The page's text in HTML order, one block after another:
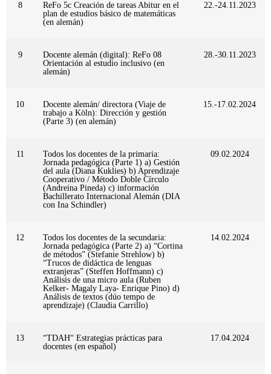
8
ReFo 5c Creación de tareas Abitur en el
plan de estudios básico de matemáticas
(en alemán)
22.-24.11.2023
9
Docente alemán (digital): ReFo 08
Orientación al estudio inclusivo (en
alemán)
28.-30.11.2023
10
Docente alemán/ directora (Viaje de
trabajo a Köln): Dirección y gestión
(Parte 3) (en alemán)
15.-17.02.2024
11
Todos los docentes de la primaria:
Jornada pedagógica (Parte 1) a) Gestión
del aula (Diana Kuklies) b) Aprendizaje
Cooperativo / Método Doble Círculo
(Andreina Pineda) c) información
Bachillerato Internacional Alemán (DIA
con Ina Schindler)
09.02.2024
12
Todos los docentes de la secundaria:
Jornada pedagógica (Parte 2) a) “Cortina
de métodos” (Stefanie Strehlow) b)
“Trucos de didáctica de lenguas
extranjeras” (Steffen Hoffmann) c)
Análisis de una micro aula (Ruben
Kelker- Magaly Laya- Enrique Pino) d)
Análisis de textos (dúo tempo de
aprendizaje) (Claudia Carrillo)
14.02.2024
13
“TDAH“ Estrategias prácticas para
docentes (en español)
17.04.2024